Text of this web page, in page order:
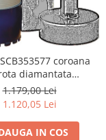
coroana
diamantata
353x5.7x7mm
1.179,00 Lei
1.120,05 Lei
IN COS